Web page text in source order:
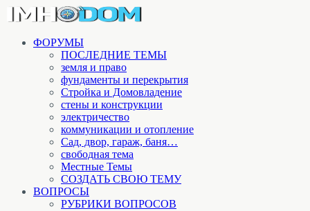
ФОРУМЫ
ПОСЛЕДНИЕ ТЕМЫ
земля и право
фундаменты и перекрытия
Стройка и Домовладение
стены и конструкции
электричество
коммуникации и отопление
Cад, двор, гараж, баня…
свободная тема
Местные Темы
СОЗДАТЬ СВОЮ ТЕМУ
ВОПРОСЫ
РУБРИКИ ВОПРОСОВ